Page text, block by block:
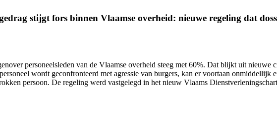
stijgt fors binnen Vlaamse overheid: nieuwe regeling dat
personeelsleden van de Vlaamse overheid steeg met 60%. Dat blijkt uit nieuwe
wordt geconfronteerd met agressie van burgers, kan er voortaan
persoon. De regeling werd vastgelegd in het nieuw Vlaams